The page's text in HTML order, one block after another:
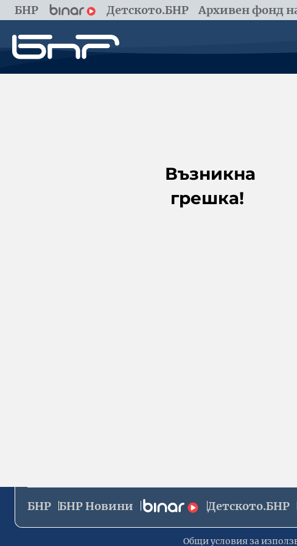
БНР Детското.БНР Архивен фонд
Възникна
грешка!
БНР БНР Новини Детското.БНР
Общи условия за